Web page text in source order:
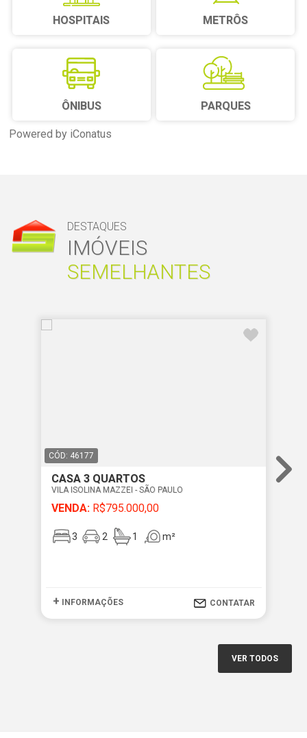
HOSPITAIS METRÔS
ÔNIBUS PARQUES
Powered by iConatus
DESTAQUES
IMÓVEIS
SEMELHANTES
CÓD: 46177
CASA 3 QUARTOS
VILA ISOLINA MAZZEI - SÃO PAULO
VENDA: R$795.000,00
3 2 1 m²
+ INFORMAÇÕES CONTATAR
VER TODOS